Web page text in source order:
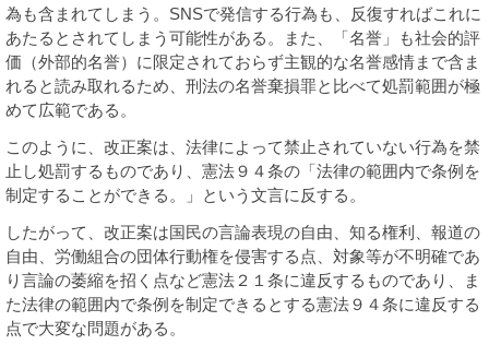
為も含まれてしまう。SNSで発信する行為も、反復すればこれに
あたるとされてしまう可能性がある。また、「名誉」も社会的評
価（外部的名誉）に限定されておらず主観的な名誉感情まで含ま
れると読み取れるため、刑法の名誉棄損罪と比べて処罰範囲が極
めて広範である。
このように、改正案は、法律によって禁止されていない行為を禁
止し処罰するものであり、憲法９４条の「法律の範囲内で条例を
制定することができる。」という文言に反する。
したがって、改正案は国民の言論表現の自由、知る権利、報道の
自由、労働組合の団体行動権を侵害する点、対象等が不明確であ
り言論の萎縮を招く点など憲法２１条に違反するものであり、ま
た法律の範囲内で条例を制定できるとする憲法９４条に違反する
点で大変な問題がある。